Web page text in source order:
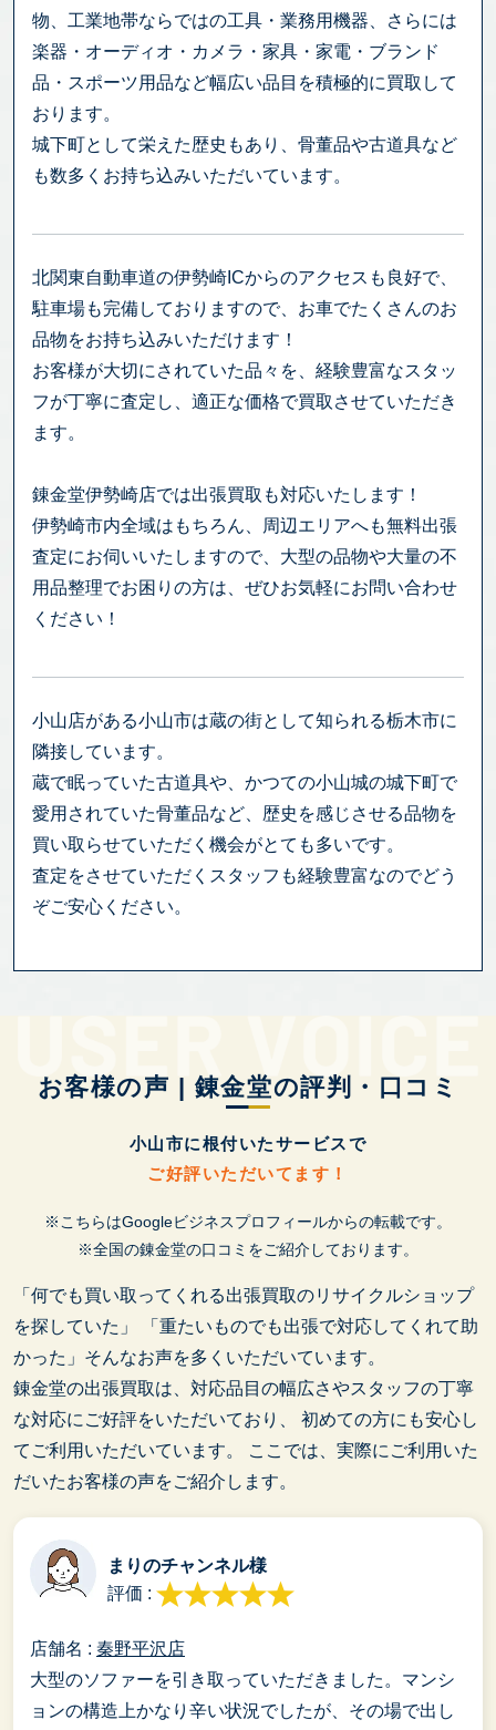
物、工業地帯ならではの工具・業務用機器、さらには
楽器・オーディオ・カメラ・家具・家電・ブランド
品・スポーツ用品など幅広い品目を積極的に買取して
おります。
城下町として栄えた歴史もあり、骨董品や古道具など
も数多くお持ち込みいただいています。
北関東自動車道の伊勢崎ICからのアクセスも良好で、
駐車場も完備しておりますので、お車でたくさんのお
品物をお持ち込みいただけます！
お客様が大切にされていた品々を、経験豊富なスタッ
フが丁寧に査定し、適正な価格で買取させていただき
ます。
錬金堂伊勢崎店では出張買取も対応いたします！
伊勢崎市内全域はもちろん、周辺エリアへも無料出張
査定にお伺いいたしますので、大型の品物や大量の不
用品整理でお困りの方は、ぜひお気軽にお問い合わせ
ください！
小山店がある小山市は蔵の街として知られる栃木市に
隣接しています。
蔵で眠っていた古道具や、かつての小山城の城下町で
愛用されていた骨董品など、歴史を感じさせる品物を
買い取らせていただく機会がとても多いです。
査定をさせていただくスタッフも経験豊富なのでどう
ぞご安心ください。
お客様の声 | 錬金堂の評判・口コミ
小山市に根付いたサービスで
ご好評いただいてます！
※こちらはGoogleビジネスプロフィールからの転載です。
※全国の錬金堂の口コミをご紹介しております。
「何でも買い取ってくれる出張買取のリサイクルショップ
を探していた」
「重たいものでも出張で対応してくれて助
かった」そんなお声を多くいただいています。
錬金堂の出張買取は、対応品目の幅広さやスタッフの丁寧
な対応にご好評をいただいており、
初めての方にも安心し
てご利用いただいています。
ここでは、実際にご利用いた
だいたお客様の声をご紹介します。
まりのチャンネル様
評価 :
店舗名 : 秦野平沢店
大型のソファーを引き取っていただきました。マンシ
ョンの構造上かなり辛い状況でしたが、その場で出し